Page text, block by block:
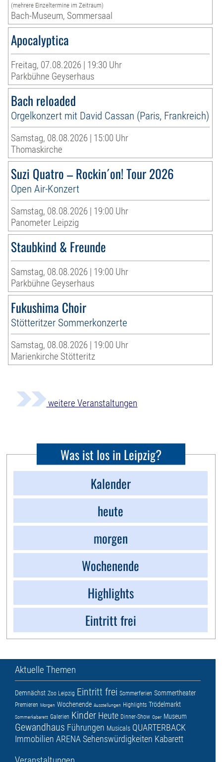
(mehrere Einzeltermine im Zeitraum)
Bach-Museum, Sommersaal
Apocalyptica
Freitag, 07.08.2026 | 19:30 Uhr
Parkbühne Geyserhaus
Bach reloaded
Orgelkonzert mit David Cassan (Paris, Frankreich)
Samstag, 08.08.2026 | 15:00 Uhr
Thomaskirche
Suzi Quatro – Rockin´on! Tour 2026
Open Air-Konzert
Samstag, 08.08.2026 | 19:00 Uhr
Panometer Leipzig
Staubkind & Freunde
Samstag, 08.08.2026 | 19:00 Uhr
Parkbühne Geyserhaus
Fukushima Choir
Stötteritzer Sommerkonzerte
Samstag, 08.08.2026 | 19:00 Uhr
Marienkirche Stötteritz
weitere Veranstaltungen
Was ist los in Leipzig?
Kalender
heute
morgen
Wochenende
Highlights
Eintritt frei
Aktuelle Themen
Demnächst Zoo Leipzig Eintritt frei Sommerferien Sommertheater
Premieren Morgen Wochenende Ausstellungen Highlights Trödelmarkt
Sommerkabarett Galerien Kinder Heute Dinner-Show Oper Museum
Gewandhaus Führungen Musicals QUARTERBACK
Immobilien ARENA Sehenswürdigkeiten Kabarett